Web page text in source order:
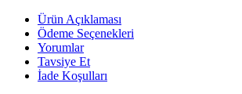
Ürün Açıklaması
Ödeme Seçenekleri
Yorumlar
Tavsiye Et
İade Koşulları